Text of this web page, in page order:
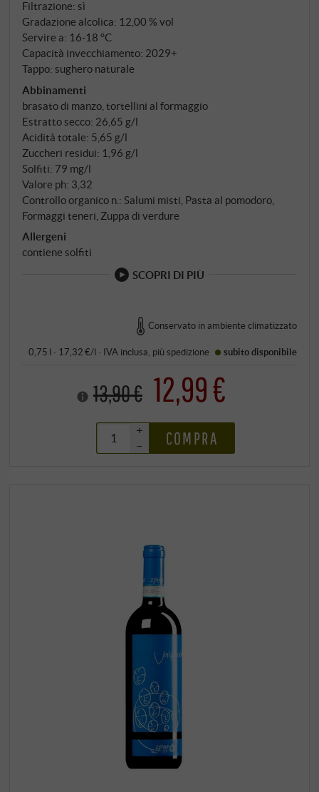
fine settembre. Nessun appassimento, nessun legno.
Crio-macerazione sulle bucce, fermentazione con
lieviti indigeni, affinamento esclusivamente in
acciaio. Ciò che rimane è la purezza delle varietà di
uve – e l'annata 2023, che ha colpito in Valpolicella
per la sua fresca acidità e chiarezza aromatica.
Filtrazione: sì
Gradazione alcolica: 12,00 % vol
Servire a: 16‑18 °C
Capacità invecchiamento: 2029+
Tappo: sughero naturale
Abbinamenti
brasato di manzo, tortellini al formaggio
Estratto secco: 26,65 g/l
Acidità totale: 5,65 g/l
Zuccheri residui: 1,96 g/l
Solfiti: 79 mg/l
Valore ph: 3,32
Controllo organico n.: Salumi misti, Pasta al pomodoro,
Formaggi teneri, Zuppa di verdure
Allergeni
contiene solfiti
SCOPRI DI PIÙ
Conservato in ambiente climatizzato
0,75 l · 17,32 €/l · IVA inclusa , piùspedizione subito disponibile
13,90 € 12,99 €
+
–
COMPRA